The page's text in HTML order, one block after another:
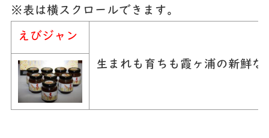
※表は横スクロールできます。
えびジャン
生まれも育ちも霞ヶ浦の新鮮